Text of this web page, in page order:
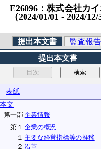
E26096：株式会社カ
（2024/01/01 ‐ 2024/12/
提出本文書 監査報
提出本文書